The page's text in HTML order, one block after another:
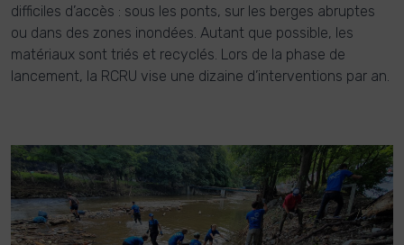
difficiles d’accès : sous les ponts, sur les berges abruptes
ou dans des zones inondées. Autant que possible, les
matériaux sont triés et recyclés. Lors de la phase de
lancement, la RCRU vise une dizaine d’interventions par an.